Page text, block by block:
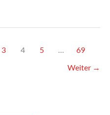
3 4 5 … 69
Weiter →